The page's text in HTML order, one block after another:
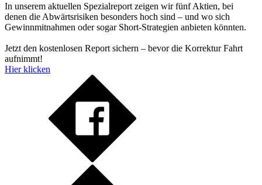
In unserem aktuellen Spezialreport zeigen wir fünf Aktien, bei
denen die Abwärtsrisiken besonders hoch sind – und wo sich
Gewinnmitnahmen oder sogar Short-Strategien anbieten könnten.
Jetzt den kostenlosen Report sichern – bevor die Korrektur Fahrt
aufnimmt!
Hier klicken